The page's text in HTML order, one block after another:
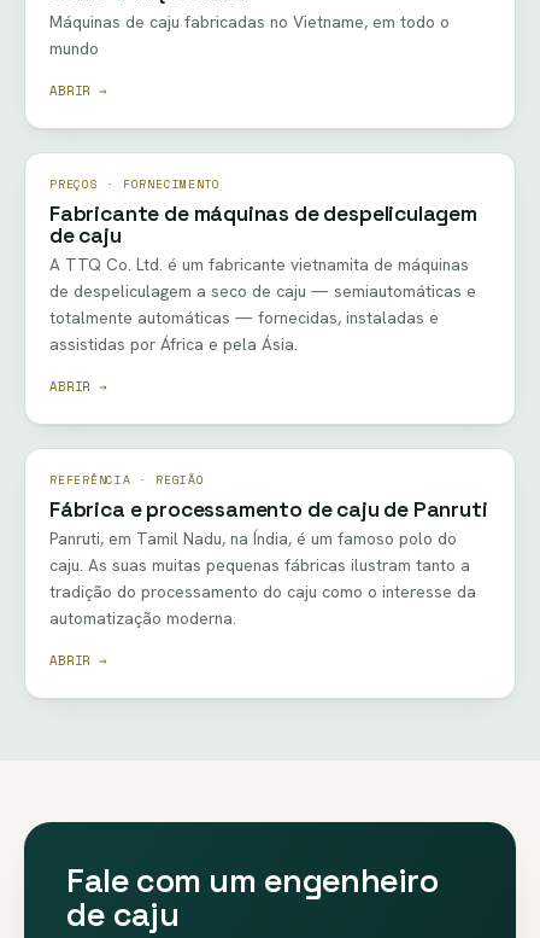
Máquinas de caju fabricadas no Vietname, em todo o
mundo
ABRIR →
PREÇOS · FORNECIMENTO
Fabricante de máquinas de despeliculagem
de caju
A TTQ Co. Ltd. é um fabricante vietnamita de máquinas
de despeliculagem a seco de caju — semiautomáticas e
totalmente automáticas — fornecidas, instaladas e
assistidas por África e pela Ásia.
ABRIR →
REFERÊNCIA · REGIÃO
Fábrica e processamento de caju de Panruti
Panruti, em Tamil Nadu, na Índia, é um famoso polo do
caju. As suas muitas pequenas fábricas ilustram tanto a
tradição do processamento do caju como o interesse da
automatização moderna.
ABRIR →
Fale com um engenheiro
de caju